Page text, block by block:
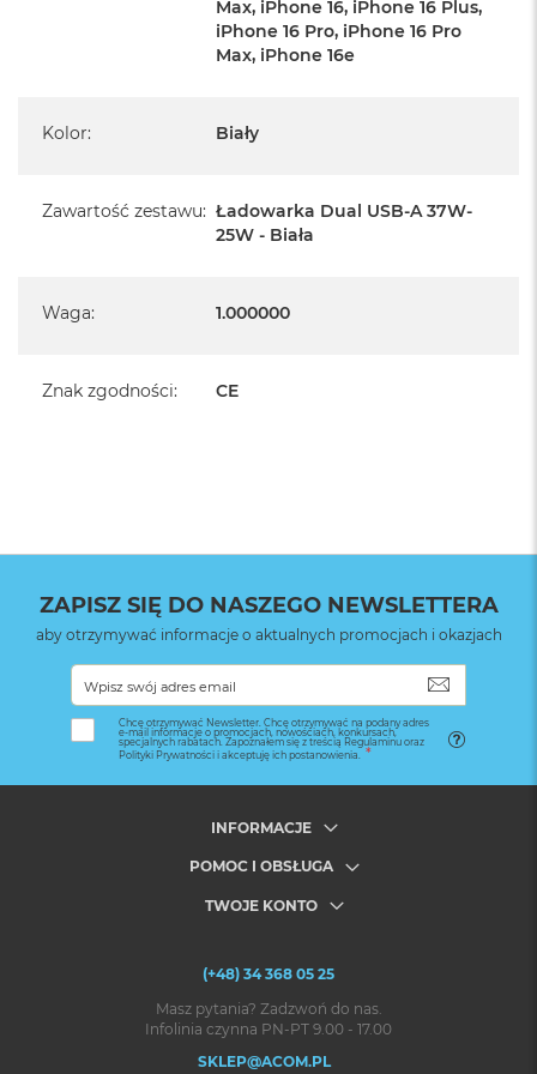
Nasza podwójna ładowarka ścienna jest zoptymalizowana dla
iPhone'a, Samsunga i nie tylko, zapewniając jedno rozwiązanie do
iPhone'a 12, 18 W dla iPhone'a 8 do iPhone'a 11.
Max, iPhone 16, iPhone 16 Plus,
iPhone 16 Pro, iPhone 16 Pro
Max, iPhone 16e
Kolor: Biały
Zawartość zestawu: Ładowarka Dual USB-A 37W-
25W - Biała
Waga: 1.000000
Znak zgodności: CE
ZAPISZ SIĘ DO NASZEGO NEWSLETTERA
aby otrzymywać informacje o aktualnych promocjach i okazjach
Chcę otrzymywać Newsletter. Chcę otrzymywać na podany adres
e-mail informacje o promocjach, nowościach, konkursach,
specjalnych rabatach. Zapoznałem się z treścią Regulaminu oraz
Polityki Prywatności i akceptuję ich postanowienia.
INFORMACJE
POMOC I OBSŁUGA
TWOJE KONTO
(+48) 34 368 05 25
Masz pytania? Zadzwoń do nas.
Infolinia czynna PN-PT 9.00 - 17.00
SKLEP@ACOM.PL